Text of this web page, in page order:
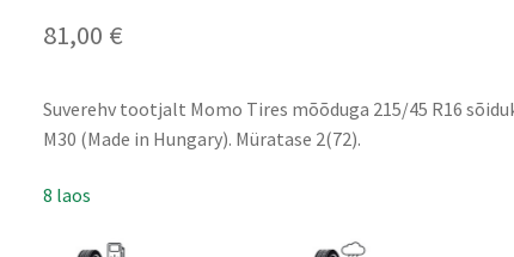
81,00 €
Suverehv tootjalt Momo Tires mõõduga 215/45 R16
M30 (Made in Hungary). Müratase 2(72).
8 laos